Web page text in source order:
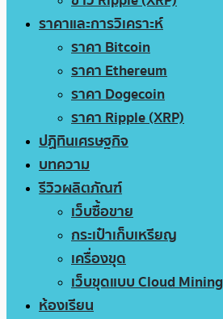
ราคาและการวิเคราะห์
ราคา Bitcoin
ราคา Ethereum
ราคา Dogecoin
ราคา Ripple (XRP)
ปฏิทินเศรษฐกิจ
บทความ
รีวิวผลิตภัณฑ์
เว็บซื้อขาย
กระเป๋าเก็บเหรียญ
เครื่องขุด
เว็บขุดแบบ Cloud Mining
ห้องเรียน